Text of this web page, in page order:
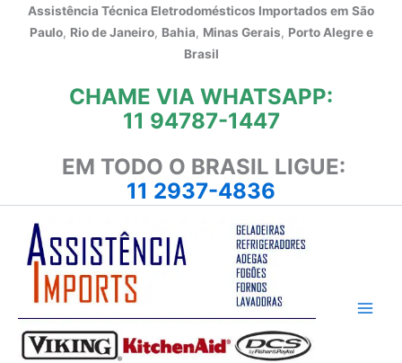
Assistência Técnica Eletrodomésticos Importados em São
Paulo, Rio de Janeiro, Bahia, Minas Gerais, Porto Alegre e
Brasil
CHAME VIA WHATSAPP:
11 94787-1447
EM TODO O BRASIL LIGUE:
11 2937-4836